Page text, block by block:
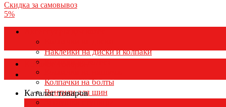
Скидка за самовывоз
5%
Наклейки на диски и колпаки
Колпаки на колеса
Колпачки на болты
Вентили для шин
Каталог товаров
Каталог товаров